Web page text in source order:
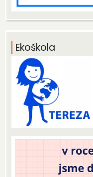
Ekoškola